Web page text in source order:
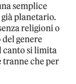
semplice
planetario.
religioni o
genere
canto si limita
che per